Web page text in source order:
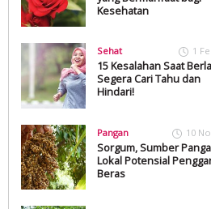
Kesehatan
Sehat 1
15 Kesalahan Saat
Segera Cari Tahu dan
Hindari!
Pangan 10
Sorgum, Sumber
Lokal Potensial
Beras